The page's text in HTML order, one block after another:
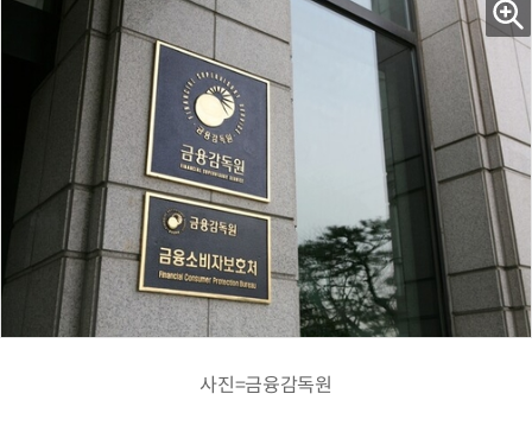
사진=금융감독원